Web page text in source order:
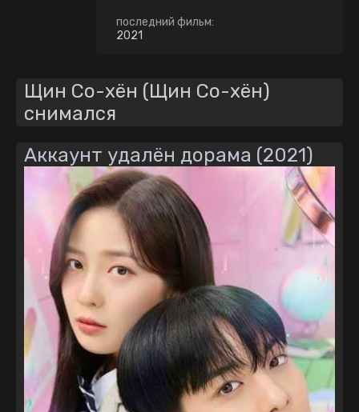
последний фильм:
2021
Щин Со-хён (Щин Со-хён)
снимался
Аккаунт удалён дорама (2021)